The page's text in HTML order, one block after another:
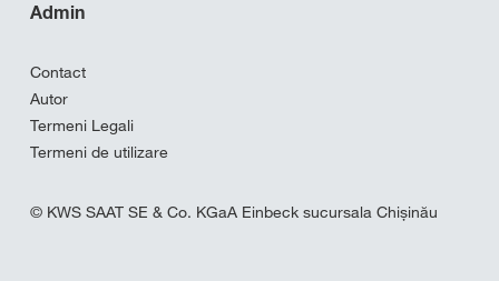
Admin
Contact
Autor
Termeni Legali
Termeni de utilizare
© KWS SAAT SE & Co. KGaA Einbeck sucursala Chișinău